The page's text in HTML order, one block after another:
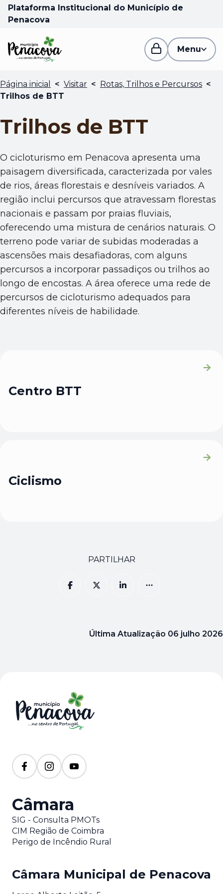
Plataforma Institucional do Município de
Penacova
Menu
Página inicial < Visitar < Rotas, Trilhos e Percursos <
Trilhos de BTT
Trilhos de BTT
O cicloturismo em Penacova apresenta uma
paisagem diversificada, caracterizada por vales
de rios, áreas florestais e desníveis variados. A
região inclui percursos que atravessam florestas
nacionais e passam por praias fluviais,
oferecendo uma mistura de cenários naturais. O
terreno pode variar de subidas moderadas a
ascensões mais desafiadoras, com alguns
percursos a incorporar passadiços ou trilhos ao
longo de encostas. A área oferece uma rede de
percursos de cicloturismo adequados para
diferentes níveis de habilidade.
Centro BTT
Ciclismo
PARTILHAR
Última Atualização 06 julho 2026
Câmara
SIG - Consulta PMOTs
CIM Região de Coimbra
Perigo de Incêndio Rural
Câmara Municipal de Penacova